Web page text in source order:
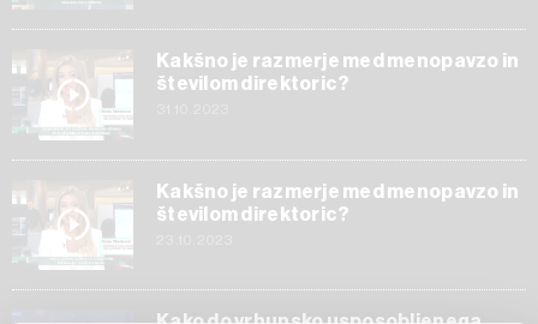
Kakšno je razmerje med menopavzo in
številom direktoric?
Kakšno je razmerje med menopavzo in
številom direktoric?